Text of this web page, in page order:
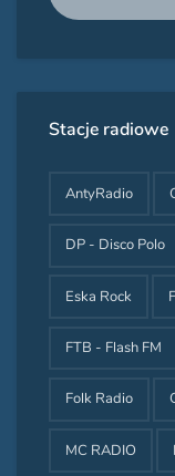
Stacje radiowe
AntyRadio
DP - Disco Polo
Eska Rock
FTB - Flash FM
Folk Radio
MC RADIO